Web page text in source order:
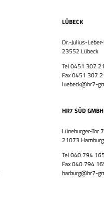
LÜBECK
Dr.-Julius-
23552 Lübeck
Tel 0451 307
Fax 0451 307
luebeck@hr7-
HR7 SÜD
Lüneburger-Tor
21073 Hamburg
Tel 040 794
Fax 040 794
harburg@hr7-